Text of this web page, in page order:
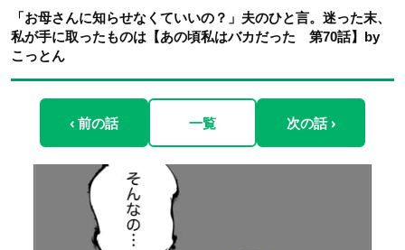
「お母さんに知らせなくていいの？」夫のひと言。迷った末、
私が手に取ったものは【あの頃私はバカだった 第70話】by
こっとん
‹ 前の話 一覧 次の話 ›